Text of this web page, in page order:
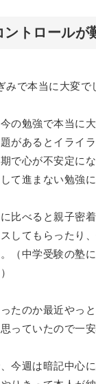
トロールが
で本当に大変で
の勉強で本当に
があるとイライ
で心が不安定に
て進まない勉強
比べると親子密
してもらったり
（中学受験の塾
たのか最近やっ
っていたので一
今週は暗記中心